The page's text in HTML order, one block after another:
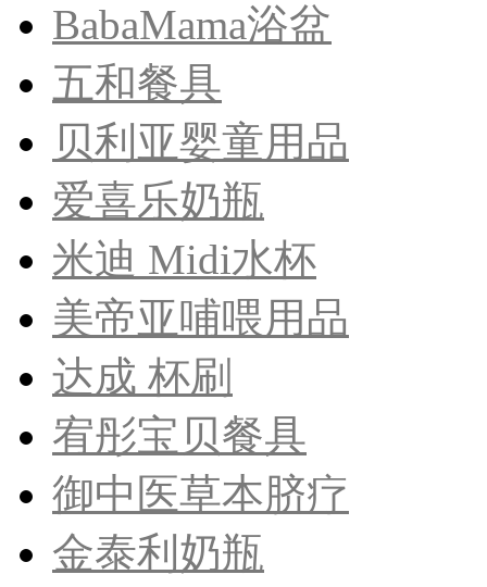
BabaMama浴盆
五和餐具
贝利亚婴童用品
爱喜乐奶瓶
米迪 Midi水杯
美帝亚哺喂用品
达成 杯刷
宥彤宝贝餐具
御中医草本脐疗
金泰利奶瓶